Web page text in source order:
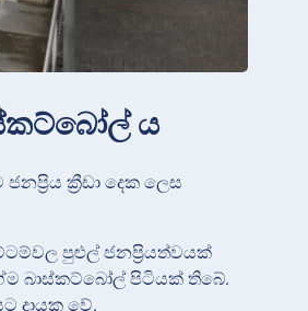
ය
ක්‍රීඩා දෙක ලෙස
පුළුල් ජනප්‍රියත්වයක්
බාස්කට්බෝල් පිටියක් තිබේ.
දායක වේ.